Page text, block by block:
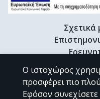
Σχετικά
Διδακτορικές
Ο ιστοχώρος
προσφέρει πιο
Εφόσον συνεχίσετε